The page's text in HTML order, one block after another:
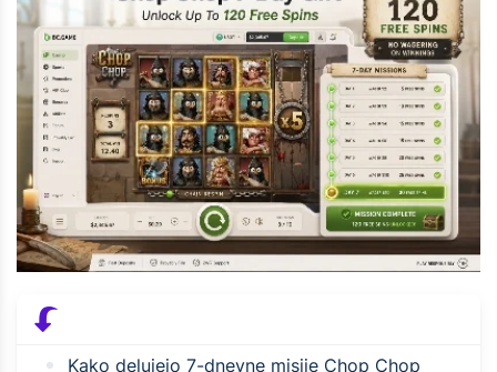
Kako delujejo 7-dnevne misije Chop Chop